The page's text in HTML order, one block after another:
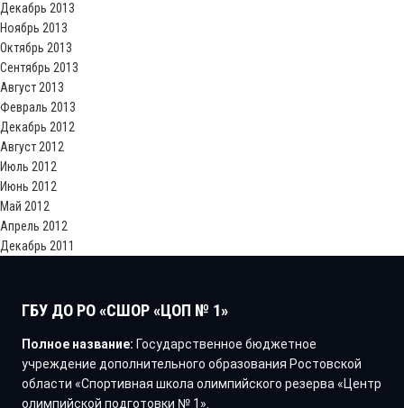
Декабрь 2013
Ноябрь 2013
Октябрь 2013
Сентябрь 2013
Август 2013
Февраль 2013
Декабрь 2012
Август 2012
Июль 2012
Июнь 2012
Май 2012
Апрель 2012
Декабрь 2011
ГБУ ДО РО «СШОР «ЦОП № 1»
Полное название: Государственное бюджетное
учреждение дополнительного образования Ростовской
области «Спортивная школа олимпийского резерва «Центр
олимпийской подготовки № 1».